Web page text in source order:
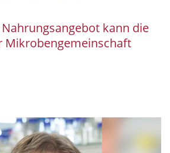
kann die
Mikrobengemeinschaft